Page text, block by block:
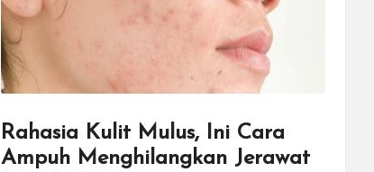
Rahasia Kulit Mulus, Ini Cara
Ampuh Menghilangkan Jerawat